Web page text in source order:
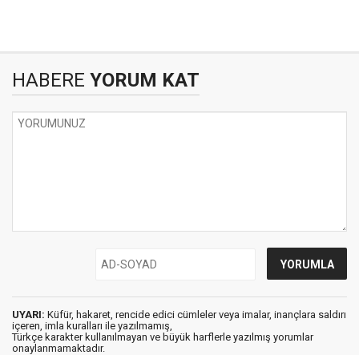
HABERE YORUM KAT
UYARI: Küfür, hakaret, rencide edici cümleler veya imalar, inançlara saldırı
içeren, imla kuralları ile yazılmamış,
Türkçe karakter kullanılmayan ve büyük harflerle yazılmış yorumlar
onaylanmamaktadır.